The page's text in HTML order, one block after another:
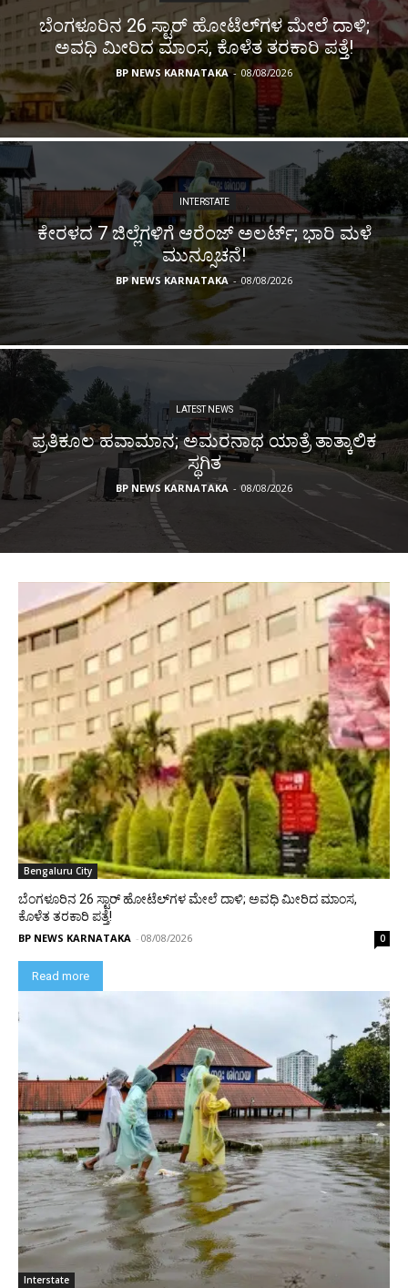
ಬೆಂಗಳೂರಿನ 26 ಸ್ಟಾರ್‌ ಹೋಟೆಲ್‌ಗಳ ಮೇಲೆ ದಾಳಿ;
ಅವಧಿ ಮೀರಿದ ಮಾಂಸ, ಕೊಳೆತ ತರಕಾರಿ ಪತ್ತೆ!
BP NEWS KARNATAKA - 08/08/2026
INTERSTATE
ಕೇರಳದ 7 ಜಿಲ್ಲೆಗಳಿಗೆ ಆರೆಂಜ್ ಅಲರ್ಟ್; ಭಾರಿ ಮಳೆ
ಮುನ್ಸೂಚನೆ!
BP NEWS KARNATAKA - 08/08/2026
LATEST NEWS
ಪ್ರತಿಕೂಲ ಹವಾಮಾನ; ಅಮರನಾಥ ಯಾತ್ರೆ ತಾತ್ಕಾಲಿಕ
ಸ್ಥಗಿತ
BP NEWS KARNATAKA - 08/08/2026
Bengaluru City
ಬೆಂಗಳೂರಿನ 26 ಸ್ಟಾರ್‌ ಹೋಟೆಲ್‌ಗಳ ಮೇಲೆ ದಾಳಿ; ಅವಧಿ ಮೀರಿದ ಮಾಂಸ,
ಕೊಳೆತ ತರಕಾರಿ ಪತ್ತೆ!
BP NEWS KARNATAKA - 08/08/2026 0
Read more
Interstate